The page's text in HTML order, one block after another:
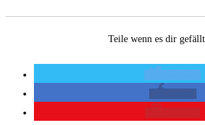
Teile wenn es dir